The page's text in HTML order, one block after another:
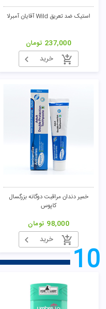
استیک ضد تعریق Wild آقایان آمبرلا
237,000 تومان
خرید
خمیر دندان مراقبت دوگانه بزرگسال
کاپوس
98,000 تومان
خرید
10